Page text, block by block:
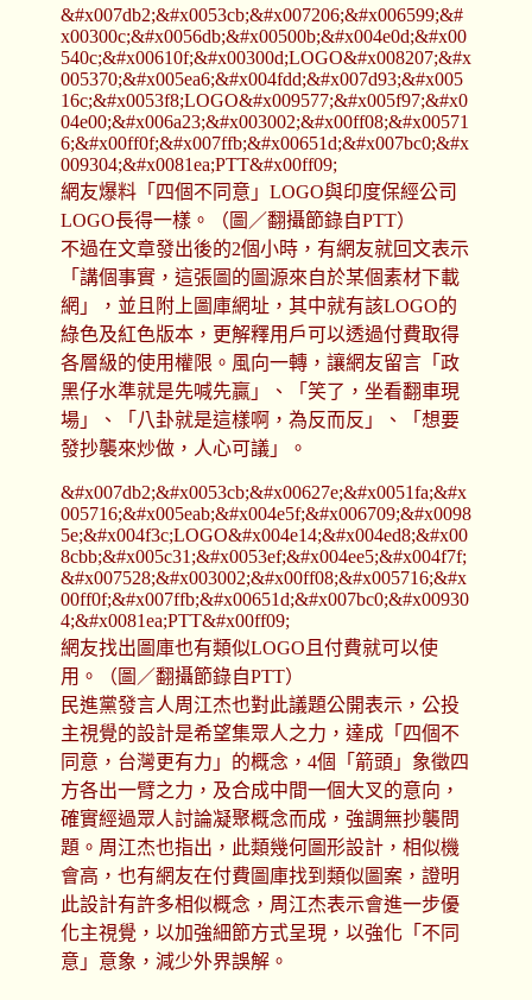
&#x007db2;&#x0053cb;&#x007206;&#x006599;&#
x00300c;&#x0056db;&#x00500b;&#x004e0d;&#x00
540c;&#x00610f;&#x00300d;LOGO&#x008207;&#x
005370;&#x005ea6;&#x004fdd;&#x007d93;&#x005
16c;&#x0053f8;LOGO&#x009577;&#x005f97;&#x0
04e00;&#x006a23;&#x003002;&#x00ff08;&#x00571
6;&#x00ff0f;&#x007ffb;&#x00651d;&#x007bc0;&#x
009304;&#x0081ea;PTT&#x00ff09;
網友爆料「四個不同意」LOGO與印度保經公司
LOGO長得一樣。（圖／翻攝節錄自PTT）
不過在文章發出後的2個小時，有網友就回文表示
「講個事實，這張圖的圖源來自於某個素材下載
網」，並且附上圖庫網址，其中就有該LOGO的
綠色及紅色版本，更解釋用戶可以透過付費取得
各層級的使用權限。風向一轉，讓網友留言「政
黑仔水準就是先喊先贏」、「笑了，坐看翻車現
場」、「八卦就是這樣啊，為反而反」、「想要
發抄襲來炒做，人心可議」。
&#x007db2;&#x0053cb;&#x00627e;&#x0051fa;&#x
005716;&#x005eab;&#x004e5f;&#x006709;&#x0098
5e;&#x004f3c;LOGO&#x004e14;&#x004ed8;&#x00
8cbb;&#x005c31;&#x0053ef;&#x004ee5;&#x004f7f;
&#x007528;&#x003002;&#x00ff08;&#x005716;&#x
00ff0f;&#x007ffb;&#x00651d;&#x007bc0;&#x00930
4;&#x0081ea;PTT&#x00ff09;
網友找出圖庫也有類似LOGO且付費就可以使
用。（圖／翻攝節錄自PTT）
民進黨發言人周江杰也對此議題公開表示，公投
主視覺的設計是希望集眾人之力，達成「四個不
同意，台灣更有力」的概念，4個「箭頭」象徵四
方各出一臂之力，及合成中間一個大叉的意向，
確實經過眾人討論凝聚概念而成，強調無抄襲問
題。周江杰也指出，此類幾何圖形設計，相似機
會高，也有網友在付費圖庫找到類似圖案，證明
此設計有許多相似概念，周江杰表示會進一步優
化主視覺，以加強細節方式呈現，以強化「不同
意」意象，減少外界誤解。